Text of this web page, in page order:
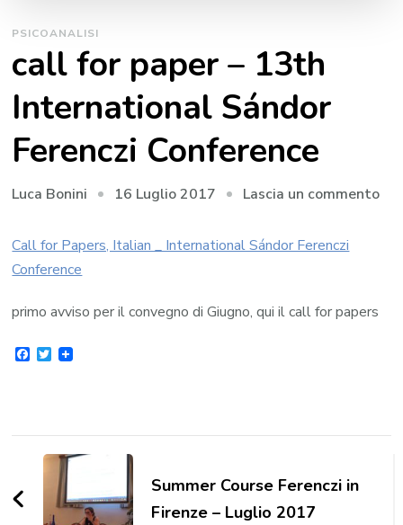
PSICOANALISI
call for paper – 13th
International Sándor
Ferenczi Conference
Luca Bonini 16 Luglio 2017 Lascia un commentosu
Call for Papers, Italian _ International Sándor Ferenczi
Conference
primo avviso per il convegno di Giugno, qui il call for papers
Facebook
Twitter
Navigazione
articoli
Summer Course Ferenczi in
Firenze – Luglio 2017